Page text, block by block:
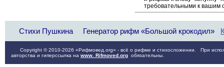
требовательными к вашим
Стихи Пушкина Генератор рифм «Большой крокодил»
Copyright © 2010-2026 «Рифмовед.org» - всё о рифме и стихосложении. При
авторства и гиперссылка на www. Rifmoved.org обязательны.